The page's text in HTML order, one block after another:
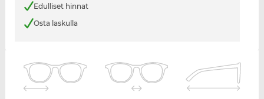
Edulliset hinnat
Osta laskulla